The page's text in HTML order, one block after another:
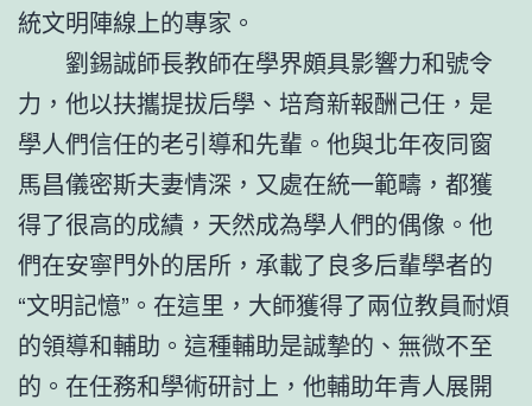
統文明陣線上的專家。
劉錫誠師長教師在學界頗具影響力和號令
力，他以扶攜提拔后學、培育新報酬己任，是
學人們信任的老引導和先輩。他與北年夜同窗
馬昌儀密斯夫妻情深，又處在統一範疇，都獲
得了很高的成績，天然成為學人們的偶像。他
們在安寧門外的居所，承載了良多后輩學者的
“文明記憶”。在這里，大師獲得了兩位教員耐煩
的領導和輔助。這種輔助是誠摯的、無微不至
的。在任務和學術研討上，他輔助年青人展開